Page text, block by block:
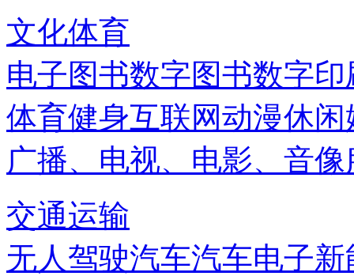
文化体育
电子图书数字图书数字印
体育健身互联网动漫休闲
广播、电视、电影、音像
交通运输
无人驾驶汽车汽车电子新